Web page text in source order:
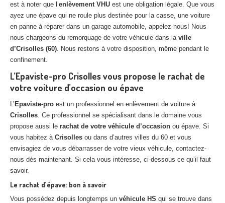
RACHATVÉHICULES
CONTACT
est à noter que l’enlèvement VHU est une obligation légale. Que vous
ayez une épave qui ne roule plus destinée pour la casse, une voiture
en panne à réparer dans un garage automobile, appelez-nous! Nous
nous chargeons du remorquage de votre véhicule dans la ville
d’Crisolles (60). Nous restons à votre disposition, même pendant le
confinement.
L’Epaviste-pro Crisolles vous propose le rachat de
votre voiture d’occasion ou épave
L’ Epaviste-pro est un professionnel en enlèvement de voiture à
Crisolles. Ce professionnel se spécialisant dans le domaine vous
propose aussi le rachat de votre véhicule d’occasion ou épave. Si
vous habitez à Crisolles ou dans d’autres villes du 60 et vous
envisagiez de vous débarrasser de votre vieux véhicule, contactez-
nous dès maintenant. Si cela vous intéresse, ci-dessous ce qu’il faut
savoir.
Le rachat d’épave: bon à savoir
Vous possédez depuis longtemps un véhicule HS qui se trouve dans